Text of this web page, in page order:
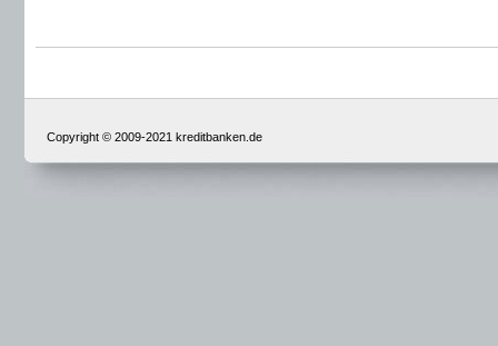
Copyright © 2009-2021 kreditbanken.de